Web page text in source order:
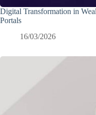
Digital Transformation in
Portals
16/03/2026